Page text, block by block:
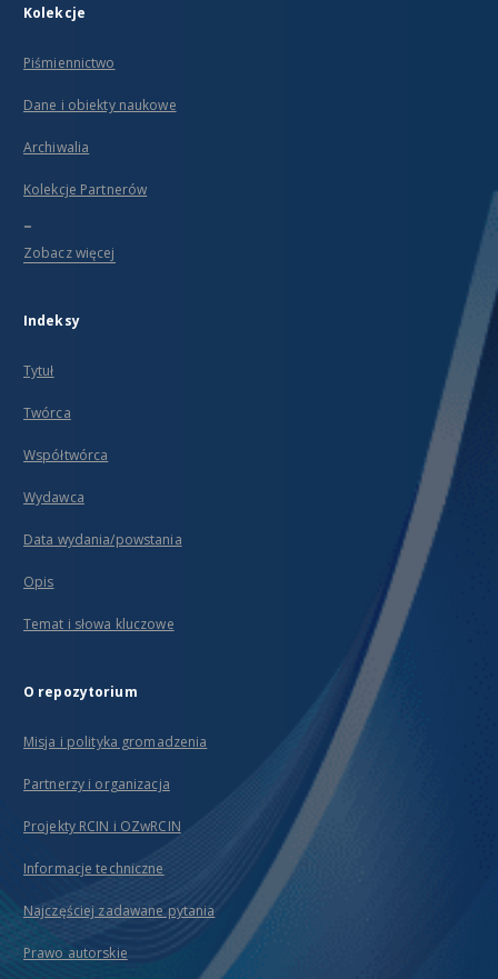
Kolekcje
Piśmiennictwo
Dane i obiekty naukowe
Archiwalia
Kolekcje Partnerów
...
Zobacz więcej
Indeksy
Tytuł
Twórca
Współtwórca
Wydawca
Data wydania/powstania
Opis
Temat i słowa kluczowe
O repozytorium
Misja i polityka gromadzenia
Partnerzy i organizacja
Projekty RCIN i OZwRCIN
Informacje techniczne
Najczęściej zadawane pytania
Prawo autorskie